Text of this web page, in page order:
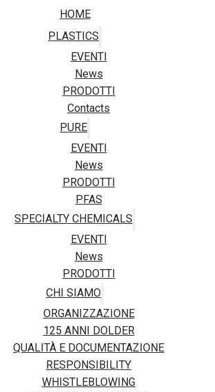
HOME
PLASTICS
EVENTI
News
PRODOTTI
Contacts
PURE
EVENTI
News
PRODOTTI
PFAS
SPECIALTY CHEMICALS
EVENTI
News
PRODOTTI
CHI SIAMO
ORGANIZZAZIONE
125 ANNI DOLDER
QUALITÀ E DOCUMENTAZIONE
RESPONSIBILITY
WHISTLEBLOWING